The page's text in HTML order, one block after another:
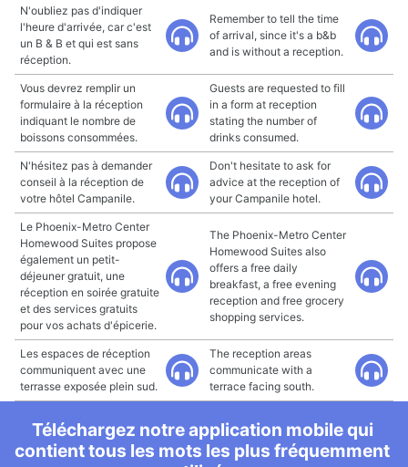
N'oubliez pas d'indiquer
l'heure d'arrivée, car c'est
un B & B et qui est sans
réception.
Remember to tell the time
of arrival, since it's a b&b
and is without a reception.
Vous devrez remplir un
formulaire à la réception
indiquant le nombre de
boissons consommées.
Guests are requested to fill
in a form at reception
stating the number of
drinks consumed.
N'hésitez pas à demander
conseil à la réception de
votre hôtel Campanile.
Don't hesitate to ask for
advice at the reception of
your Campanile hotel.
Le Phoenix-Metro Center
Homewood Suites propose
également un petit-
déjeuner gratuit, une
réception en soirée gratuite
et des services gratuits
pour vos achats d'épicerie.
The Phoenix-Metro Center
Homewood Suites also
offers a free daily
breakfast, a free evening
reception and free grocery
shopping services.
Les espaces de réception
communiquent avec une
terrasse exposée plein sud.
The reception areas
communicate with a
terrace facing south.
Téléchargez notre application mobile qui
contient tous les mots les plus fréquemment